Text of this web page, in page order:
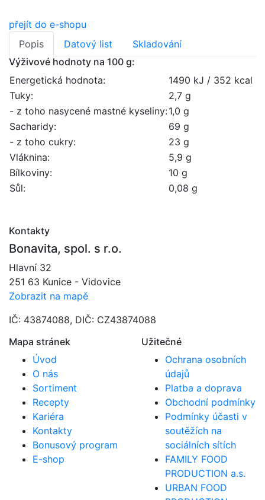
přejít do e-shopu
Popis
Datový list
Skladování
Výživové hodnoty na 100 g:
Energetická hodnota:
1490 kJ / 352 kcal
Tuky:
2,7 g
- z toho nasycené mastné kyseliny:1,0 g
Sacharidy:
69 g
- z toho cukry:
23 g
Vláknina:
5,9 g
Bílkoviny:
10 g
Sůl:
0,08 g
Kontakty
Bonavita, spol. s r.o.
Hlavní 32
251 63 Kunice - Vidovice
Zobrazit na mapě
IČ: 43874088, DIČ: CZ43874088
Mapa stránek
Úvod
O nás
Sortiment
Recepty
Kariéra
Kontakty
Bonusový program
E-shop
Užitečné
Ochrana osobních
údajů
Platba a doprava
Obchodní podmínky
Podmínky účasti v
soutěžích na
sociálních sítích
FAMILY FOOD
PRODUCTION a.s.
URBAN FOOD